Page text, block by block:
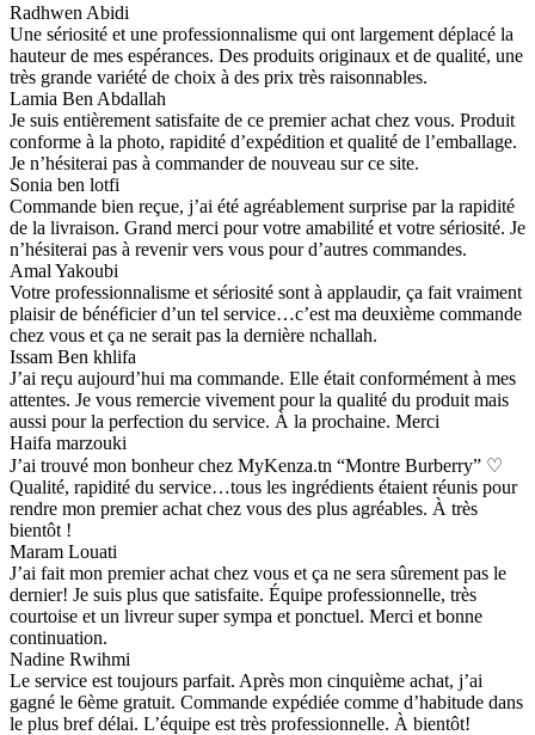
Radhwen Abidi
Une sériosité et une professionnalisme qui ont largement déplacé la
hauteur de mes espérances. Des produits originaux et de qualité, une
très grande variété de choix à des prix très raisonnables.
Lamia Ben Abdallah
Je suis entièrement satisfaite de ce premier achat chez vous. Produit
conforme à la photo, rapidité d’expédition et qualité de l’emballage.
Je n’hésiterai pas à commander de nouveau sur ce site.
Sonia ben lotfi
Commande bien reçue, j’ai été agréablement surprise par la rapidité
de la livraison. Grand merci pour votre amabilité et votre sériosité. Je
n’hésiterai pas à revenir vers vous pour d’autres commandes.
Amal Yakoubi
Votre professionnalisme et sériosité sont à applaudir, ça fait vraiment
plaisir de bénéficier d’un tel service…c’est ma deuxième commande
chez vous et ça ne serait pas la dernière nchallah.
Issam Ben khlifa
J’ai reçu aujourd’hui ma commande. Elle était conformément à mes
attentes. Je vous remercie vivement pour la qualité du produit mais
aussi pour la perfection du service. À la prochaine. Merci
Haifa marzouki
J’ai trouvé mon bonheur chez MyKenza.tn “Montre Burberry” ♡
Qualité, rapidité du service…tous les ingrédients étaient réunis pour
rendre mon premier achat chez vous des plus agréables. À très
bientôt !
Maram Louati
J’ai fait mon premier achat chez vous et ça ne sera sûrement pas le
dernier! Je suis plus que satisfaite. Équipe professionnelle, très
courtoise et un livreur super sympa et ponctuel. Merci et bonne
continuation.
Nadine Rwihmi
Le service est toujours parfait. Après mon cinquième achat, j’ai
gagné le 6ème gratuit. Commande expédiée comme d’habitude dans
le plus bref délai. L’équipe est très professionnelle. À bientôt!